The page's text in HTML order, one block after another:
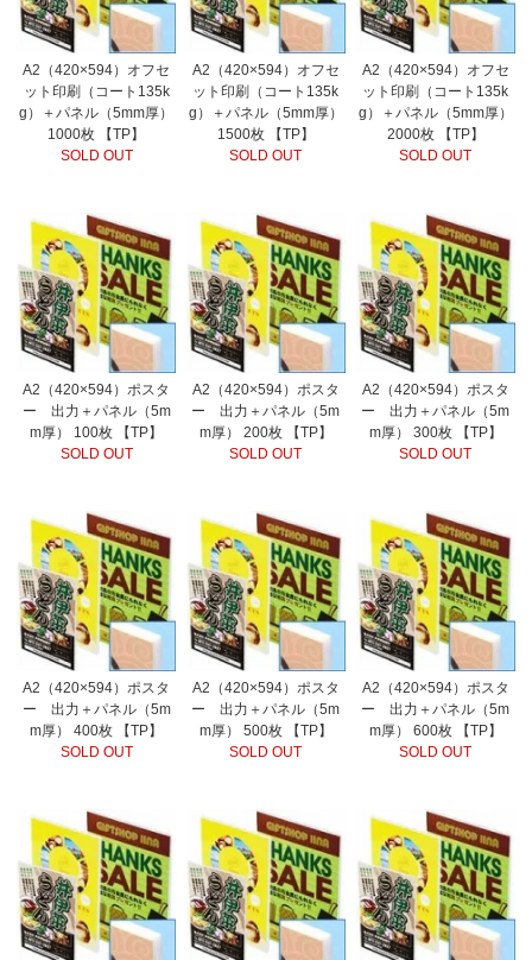
A2（420×594）オフセ
ット印刷（コート135k
g）＋パネル（5mm厚）
1000枚 【TP】
SOLD OUT
A2（420×594）オフセ
ット印刷（コート135k
g）＋パネル（5mm厚）
1500枚 【TP】
SOLD OUT
A2（420×594）オフセ
ット印刷（コート135k
g）＋パネル（5mm厚）
2000枚 【TP】
SOLD OUT
A2（420×594）ポスタ
ー 出力＋パネル（5m
m厚） 100枚 【TP】
SOLD OUT
A2（420×594）ポスタ
ー 出力＋パネル（5m
m厚） 200枚 【TP】
SOLD OUT
A2（420×594）ポスタ
ー 出力＋パネル（5m
m厚） 300枚 【TP】
SOLD OUT
A2（420×594）ポスタ
ー 出力＋パネル（5m
m厚） 400枚 【TP】
SOLD OUT
A2（420×594）ポスタ
ー 出力＋パネル（5m
m厚） 500枚 【TP】
SOLD OUT
A2（420×594）ポスタ
ー 出力＋パネル（5m
m厚） 600枚 【TP】
SOLD OUT